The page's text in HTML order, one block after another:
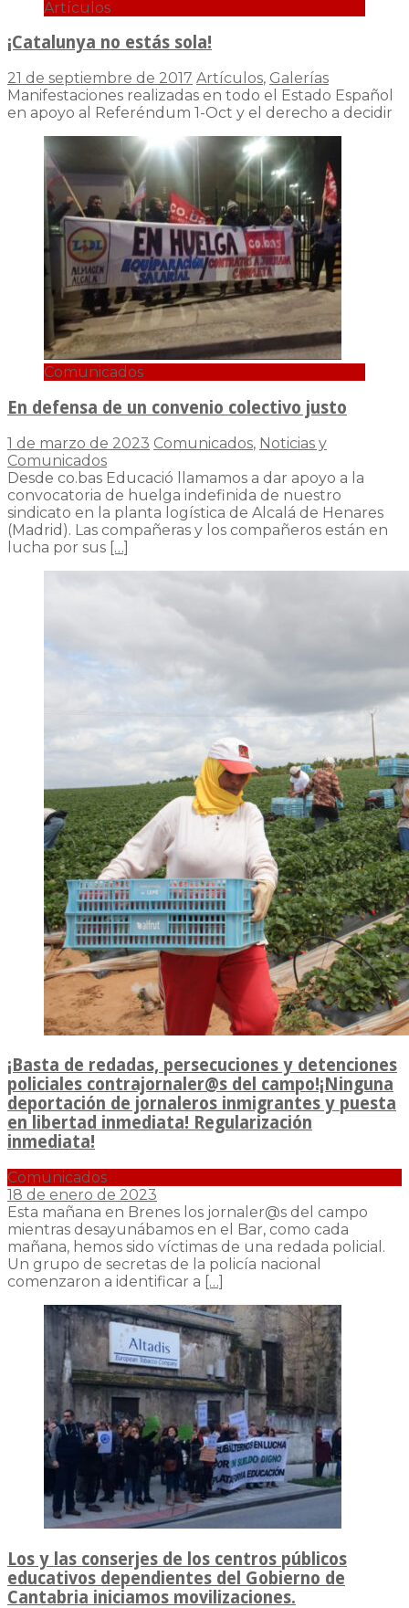
Artículos
¡Catalunya no estás sola!
21 de septiembre de 2017 Artículos, Galerías
Manifestaciones realizadas en todo el Estado Español
en apoyo al Referéndum 1-Oct y el derecho a decidir
Comunicados
En defensa de un convenio colectivo justo
1 de marzo de 2023 Comunicados, Noticias y
Comunicados
Desde co.bas Educació llamamos a dar apoyo a la
convocatoria de huelga indefinida de nuestro
sindicato en la planta logística de Alcalá de Henares
(Madrid). Las compañeras y los compañeros están en
lucha por sus […]
¡Basta de redadas, persecuciones y detenciones
policiales contrajornaler@s del campo!¡Ninguna
deportación de jornaleros inmigrantes y puesta
en libertad inmediata! Regularización
inmediata!
Comunicados
18 de enero de 2023
Esta mañana en Brenes los jornaler@s del campo
mientras desayunábamos en el Bar, como cada
mañana, hemos sido víctimas de una redada policial.
Un grupo de secretas de la policía nacional
comenzaron a identificar a […]
Los y las conserjes de los centros públicos
educativos dependientes del Gobierno de
Cantabria iniciamos movilizaciones.